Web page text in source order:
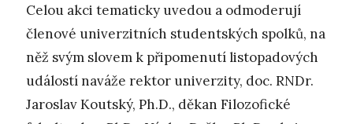
Celou akci tematicky uvedou a odmoderují
členové univerzitních studentských spolků, na
něž svým slovem k připomenutí listopadových
událostí naváže rektor univerzity, doc. RNDr.
Jaroslav Koutský, Ph.D., děkan Filozofické